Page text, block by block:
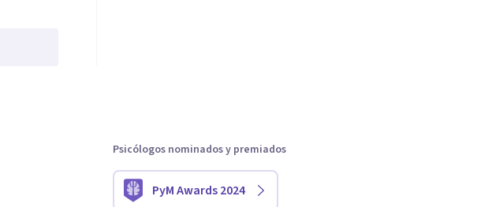
Psicólogos nominados y premiados
PyM Awards 2024